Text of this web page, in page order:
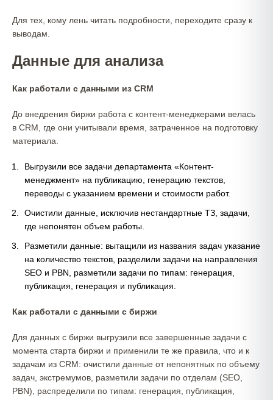
Для тех, кому лень читать подробности, переходите сразу к
выводам.
Данные для анализа
Как работали с данными из CRM
До внедрения биржи работа с контент-менеджерами велась
в CRM, где они учитывали время, затраченное на подготовку
материала.
Выгрузили все задачи департамента «Контент-
менеджмент» на публикацию, генерацию текстов,
переводы с указанием времени и стоимости работ.
Очистили данные, исключив нестандартные ТЗ, задачи,
где непонятен объем работы.
Разметили данные: вытащили из названия задач указание
на количество текстов, разделили задачи на направления
SEO и PBN, разметили задачи по типам: генерация,
публикация, генерация и публикация.
Как работали с данными с биржи
Для данных с биржи выгрузили все завершенные задачи с
момента старта биржи и применили те же правила, что и к
задачам из CRM: очистили данные от непонятных по объему
задач, экстремумов, разметили задачи по отделам (SEO,
PBN), распределили по типам: генерация, публикация,